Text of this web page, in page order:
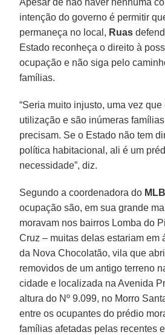
intenção do governo é permitir
permaneça no local, Ruas
Estado reconheça o direito à
ocupação e não siga pelo
famílias.
“Seria muito injusto, uma vez
utilização e são inúmeras
precisam. Se o Estado não tem
política habitacional, ali é um
necessidade”, diz.
Segundo a coordenadora do MLB
ocupação são, em sua grande
moravam nos bairros Lomba do
Cruz – muitas delas estariam em
da Nova Chocolatão, vila que
removidos de um antigo terreno
cidade e localizada na Avenida
altura do Nº 9.099, no Morro
entre os ocupantes do prédio
famílias afetadas pelas recentes